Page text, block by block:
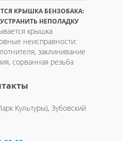
КРЫШКА БЕНЗОБАКА:
НЕПОЛАДКУ
крышка
неисправности:
заклинивание
сорванная резьба
Культуры), Зубовский